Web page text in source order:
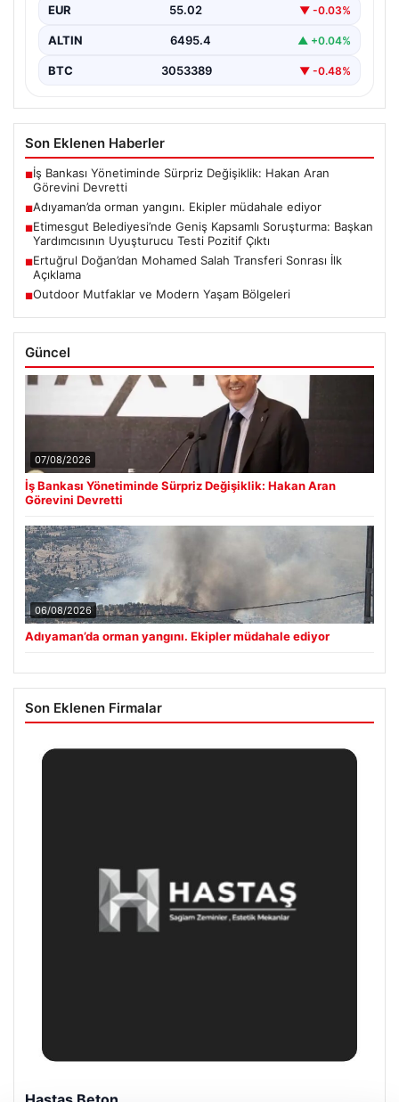
EUR 55.02 ▼ -0.03%
ALTIN 6495.4 ▲ +0.04%
BTC 3053389 ▼ -0.48%
Son Eklenen Haberler
■İş Bankası Yönetiminde Sürpriz Değişiklik: Hakan Aran
Görevini Devretti
■Adıyaman’da orman yangını. Ekipler müdahale ediyor
■Etimesgut Belediyesi’nde Geniş Kapsamlı Soruşturma: Başkan
Yardımcısının Uyuşturucu Testi Pozitif Çıktı
■Ertuğrul Doğan’dan Mohamed Salah Transferi Sonrası İlk
Açıklama
■Outdoor Mutfaklar ve Modern Yaşam Bölgeleri
Güncel
07/08/2026
İş Bankası Yönetiminde Sürpriz Değişiklik: Hakan Aran
Görevini Devretti
06/08/2026
Adıyaman’da orman yangını. Ekipler müdahale ediyor
Son Eklenen Firmalar